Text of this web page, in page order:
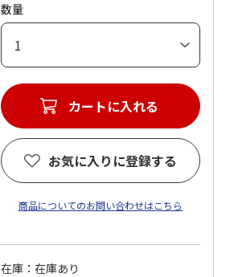
数量
お気に入りに登録する
商品についてのお問い合わせはこちら
在庫：在庫あり